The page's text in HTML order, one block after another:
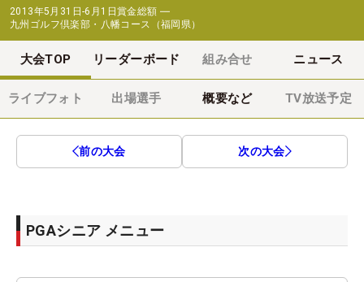
2013年5月31日-6月1日賞金総額 ―
九州ゴルフ倶楽部・八幡コース（福岡県）
大会TOP リーダーボード 組み合せ ニュース
ライブフォト 出場選手 概要など TV放送予定
前の大会 次の大会
PGAシニア メニュー